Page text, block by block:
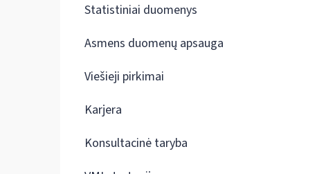
Statistiniai duomenys
Asmens duomenų apsauga
Viešieji pirkimai
Karjera
Konsultacinė taryba